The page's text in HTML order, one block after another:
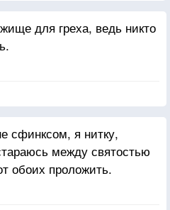
аромата.
-
в траве времени.
на стол –
на чужую территорию
руинах.
для греха, ведь никто
сфинксом, я нитку,
между святостью
обоих проложить.